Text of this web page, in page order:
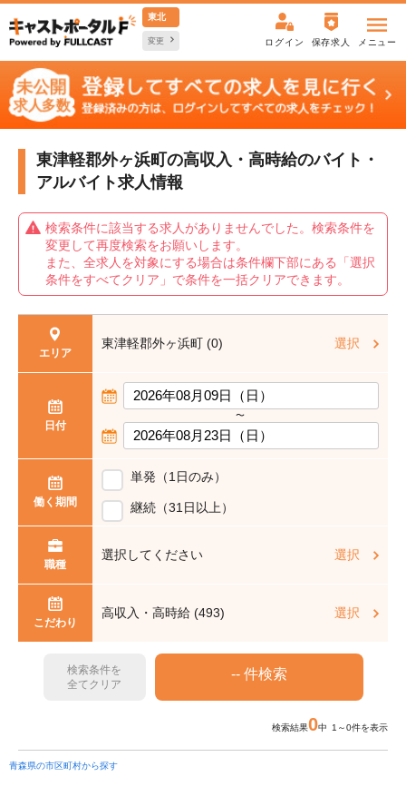
東北
変更 ログイン 保存求人 メニュー
東津軽郡外ヶ浜町の高収入・高時給のバイト・
アルバイト求人情報
検索条件に該当する求人がありませんでした。検索条件を
変更して再度検索をお願いします。
また、全求人を対象にする場合は条件欄下部にある「選択
条件をすべてクリア」で条件を一括クリアできます。
エリア
東津軽郡外ヶ浜町 (0) 選択
日付
〜
働く期間
単発（1日のみ）
継続（31日以上）
職種
選択してください 選択
こだわり
高収入・高時給 (493) 選択
検索条件を
全てクリア
検索結果0中 1～0件を表示
青森県の市区町村から探す